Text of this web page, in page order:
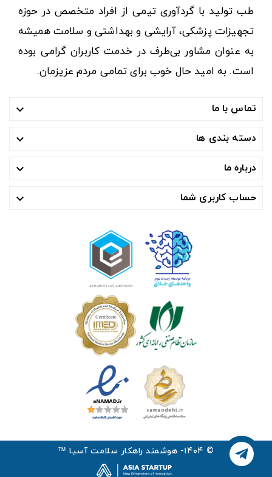
طب تولید با گردآوری تیمی از افراد متخصص در حوزه
تجهیزات پزشکی، آرایشی و بهداشتی و سلامت همیشه
به عنوان مشاور بی‌طرف در خدمت کاربران گرامی بوده
است. به امید حال خوب برای تمامی مردم عزیزمان.
تماس با ما 
دسته بندی ها 
درباره ما 
حساب کاربری شما 
© ۱۴۰۴- هوشمند راهکار سلامت آسیا ™